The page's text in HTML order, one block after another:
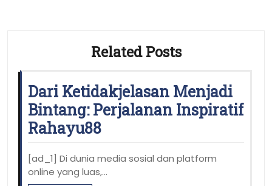
Related Posts
Dari Ketidakjelasan Menjadi
Bintang: Perjalanan Inspiratif
Rahayu88
[ad_1] Di dunia media sosial dan platform
online yang luas,…